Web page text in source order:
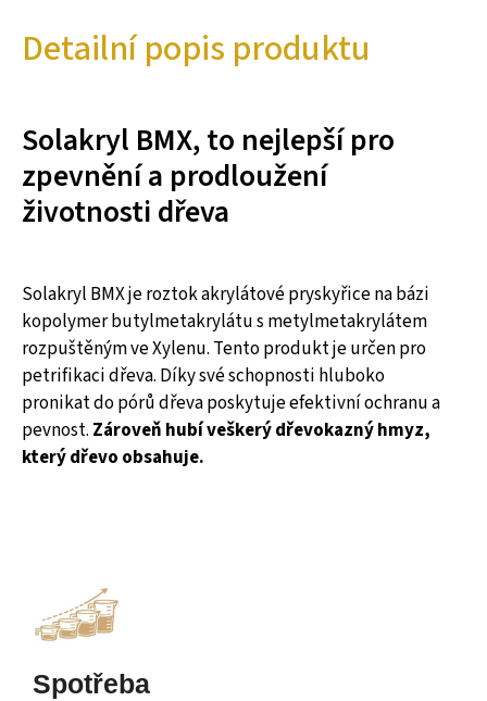
Detailní popis produktu
Solakryl BMX, to nejlepší pro
zpevnění a prodloužení
životnosti dřeva
Solakryl BMX je roztok akrylátové pryskyřice na bázi
kopolymer butylmetakrylátu s metylmetakrylátem
rozpuštěným ve Xylenu. Tento produkt je určen pro
petrifikaci dřeva. Díky své schopnosti hluboko
pronikat do pórů dřeva poskytuje efektivní ochranu a
pevnost. Zároveň hubí veškerý dřevokazný hmyz,
který dřevo obsahuje.
Spotřeba